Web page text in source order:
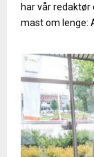
har vår
mast om lenge: